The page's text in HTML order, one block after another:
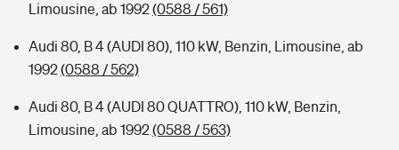
Limousine, ab 1992(0588 / 561)
Audi 80, B 4 (AUDI 80), 110 kW, Benzin, Limousine, ab
1992(0588 / 562)
Audi 80, B 4 (AUDI 80 QUATTRO), 110 kW, Benzin,
Limousine, ab 1992(0588 / 563)